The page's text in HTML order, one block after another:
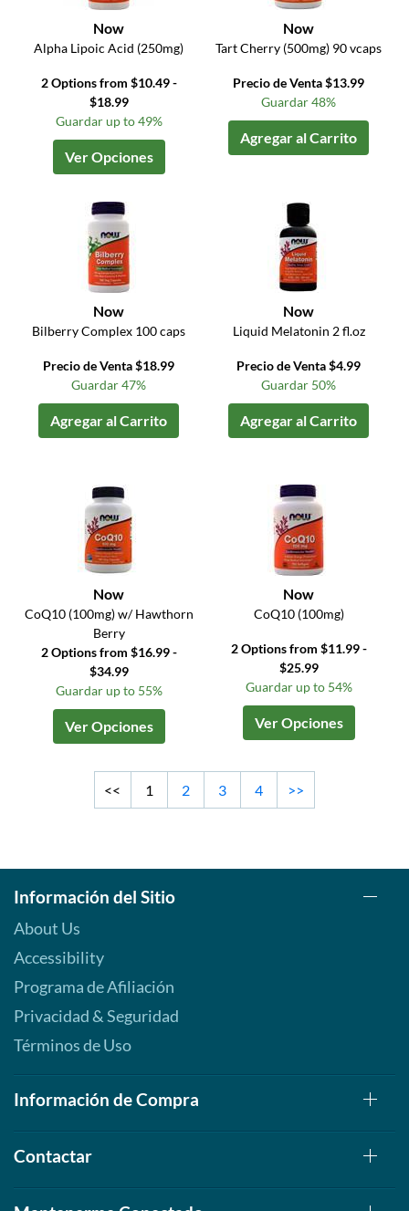
Now
Alpha Lipoic Acid (250mg)
2 Options from $10.49 -
$18.99
Guardar up to 49%
Ver Opciones
Now
Tart Cherry (500mg) 90 vcaps
Precio de Venta $13.99
Guardar 48%
Agregar al Carrito
Now
Bilberry Complex 100 caps
Precio de Venta $18.99
Guardar 47%
Agregar al Carrito
Now
Liquid Melatonin 2 fl.oz
Precio de Venta $4.99
Guardar 50%
Agregar al Carrito
Now
CoQ10 (100mg) w/ Hawthorn
Berry
2 Options from $16.99 -
$34.99
Guardar up to 55%
Ver Opciones
Now
CoQ10 (100mg)
2 Options from $11.99 -
$25.99
Guardar up to 54%
Ver Opciones
<< 1 2 3 4 >>
Información del Sitio
About Us
Accessibility
Programa de Afiliación
Privacidad & Seguridad
Términos de Uso
Información de Compra
Contactar